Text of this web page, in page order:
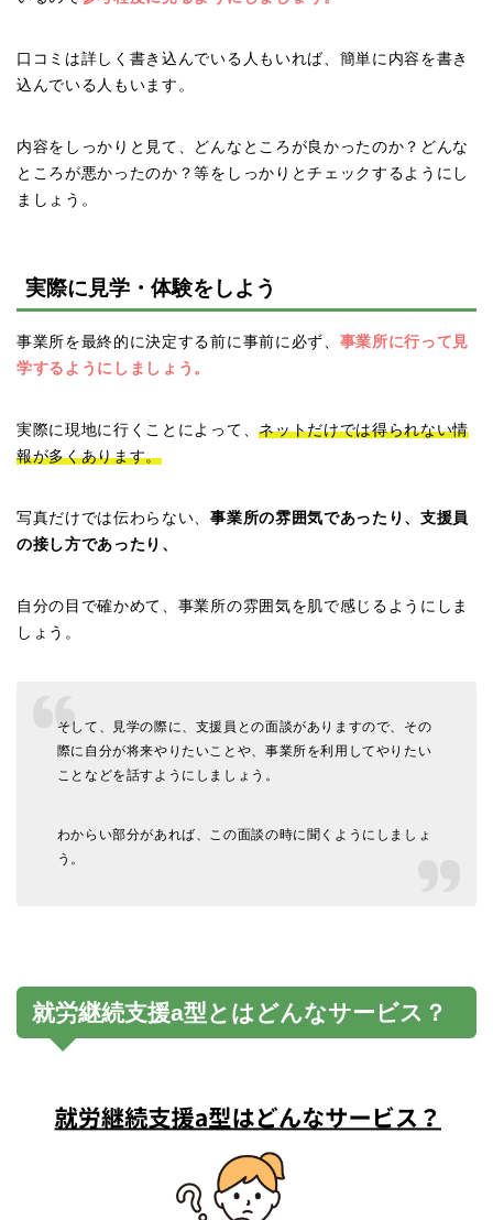
口コミは詳しく書き込んでいる人もいれば、簡単に内容を書き
込んでいる人もいます。
内容をしっかりと見て、どんなところが良かったのか？どんな
ところが悪かったのか？等をしっかりとチェックするようにし
ましょう。
実際に見学・体験をしよう
事業所を最終的に決定する前に事前に必ず、 事業所に行って見
学するようにしましょう。
実際に現地に行くことによって、ネットだけでは得られない情
報が多くあります。
写真だけでは伝わらない、事業所の雰囲気であったり、支援員
の接し方であったり、
自分の目で確かめて、事業所の雰囲気を肌で感じるようにしま
しょう。
そして、見学の際に、支援員との面談がありますので、その
際に自分が将来やりたいことや、事業所を利用してやりたい
ことなどを話すようにしましょう。
わからい部分があれば、この面談の時に聞くようにしましょ
う。
就労継続支援a型とはどんなサービス？